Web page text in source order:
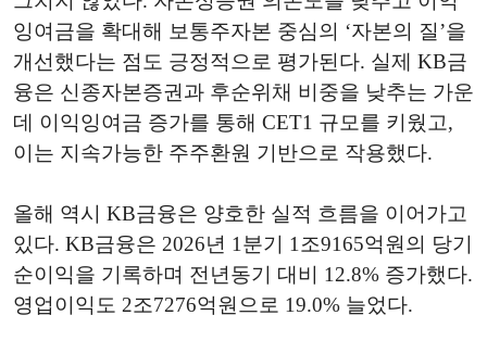
잉여금을 확대해 보통주자본 중심의 ‘자본의 질’을
개선했다는 점도 긍정적으로 평가된다. 실제 KB금
융은 신종자본증권과 후순위채 비중을 낮추는 가운
데 이익잉여금 증가를 통해 CET1 규모를 키웠고,
이는 지속가능한 주주환원 기반으로 작용했다.
올해 역시 KB금융은 양호한 실적 흐름을 이어가고
있다. KB금융은 2026년 1분기 1조9165억원의 당기
순이익을 기록하며 전년동기 대비 12.8% 증가했다.
영업이익도 2조7276억원으로 19.0% 늘었다.